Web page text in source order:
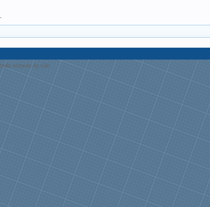
embeds by s9e